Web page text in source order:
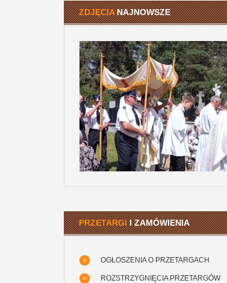
ZDJĘCIANAJNOWSZE
PRZETARGII ZAMÓWIENIA
OGŁOSZENIA O PRZETARGACH
ROZSTRZYGNIĘCIA PRZETARGÓW